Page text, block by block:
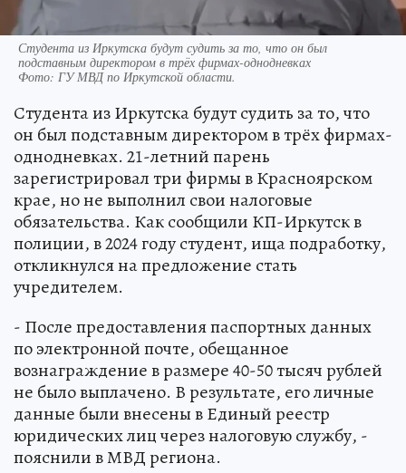
Студента из Иркутска будут судить за то, что он был
подставным директором в трёх фирмах-однодневках
Фото: ГУ МВД по Иркутской области.
Студента из Иркутска будут судить за то, что
он был подставным директором в трёх фирмах-
однодневках. 21-летний парень
зарегистрировал три фирмы в Красноярском
крае, но не выполнил свои налоговые
обязательства. Как сообщили КП-Иркутск в
полиции, в 2024 году студент, ища подработку,
откликнулся на предложение стать
учредителем.
- После предоставления паспортных данных
по электронной почте, обещанное
вознаграждение в размере 40-50 тысяч рублей
не было выплачено. В результате, его личные
данные были внесены в Единый реестр
юридических лиц через налоговую службу, -
пояснили в МВД региона.